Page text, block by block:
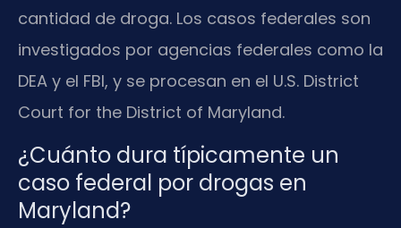
cantidad de droga. Los casos federales son
investigados por agencias federales como la
DEA y el FBI, y se procesan en el U.S. District
Court for the District of Maryland.
¿Cuánto dura típicamente un
caso federal por drogas en
Maryland?